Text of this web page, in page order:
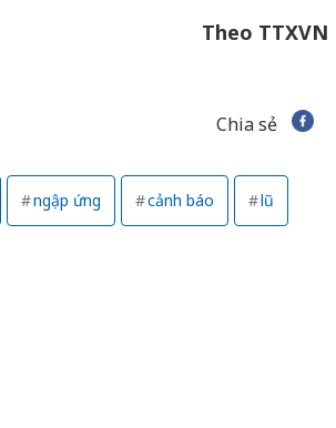
Theo TTXVN
Chia sẻ
ngập ứng cảnh báo lũ